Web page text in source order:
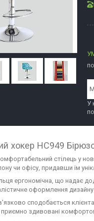
У
хокер HC949
стілець у
чи офісу, придавши їм
ергономічна, що надає
оформлення
сподобається
приємно здивовані